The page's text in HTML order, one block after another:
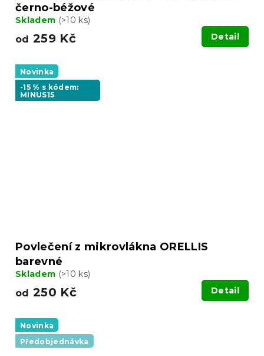
černo-béžové
Skladem (>10 ks)
od 259 Kč Detail
Novinka
-15 % s kódem:
MINUS15
Povlečení z mikrovlákna ORELLIS
barevné
Skladem (>10 ks)
od 250 Kč Detail
Novinka
Předobjednávka